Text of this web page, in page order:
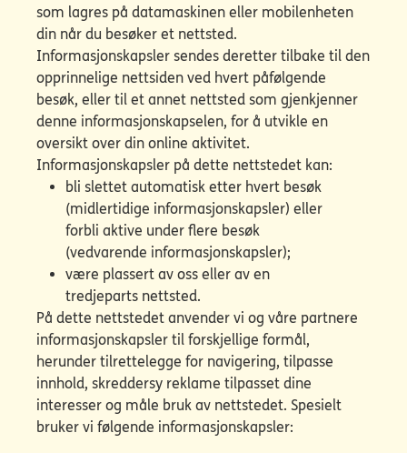
som lagres på datamaskinen eller mobilenheten
din når du besøker et nettsted.
Informasjonskapsler sendes deretter tilbake til den
opprinnelige nettsiden ved hvert påfølgende
besøk, eller til et annet nettsted som gjenkjenner
denne informasjonskapselen, for å utvikle en
oversikt over din online aktivitet.
Informasjonskapsler på dette nettstedet kan:
bli slettet automatisk etter hvert besøk
(midlertidige informasjonskapsler) eller
forbli aktive under flere besøk
(vedvarende informasjonskapsler);
være plassert av oss eller av en
tredjeparts nettsted.
På dette nettstedet anvender vi og våre partnere
informasjonskapsler til forskjellige formål,
herunder tilrettelegge for navigering, tilpasse
innhold, skreddersy reklame tilpasset dine
interesser og måle bruk av nettstedet. Spesielt
bruker vi følgende informasjonskapsler: